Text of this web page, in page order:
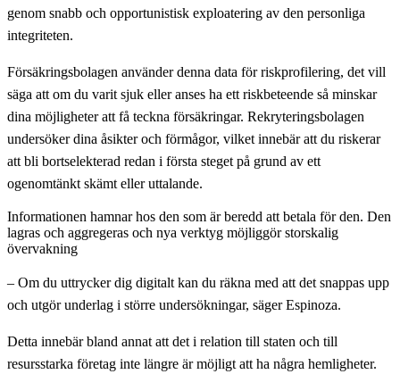
genom snabb och opportunistisk exploatering av den personliga
integriteten.
Försäkringsbolagen använder denna data för riskprofilering, det vill
säga att om du varit sjuk eller anses ha ett riskbeteende så minskar
dina möjligheter att få teckna försäkringar. Rekryteringsbolagen
undersöker dina åsikter och förmågor, vilket innebär att du riskerar
att bli bortselekterad redan i första steget på grund av ett
ogenomtänkt skämt eller uttalande.
Informationen hamnar hos den som är beredd att betala för den. Den
lagras och aggregeras och nya verktyg möjliggör storskalig
övervakning
– Om du uttrycker dig digitalt kan du räkna med att det snappas upp
och utgör underlag i större undersökningar, säger Espinoza.
Detta innebär bland annat att det i relation till staten och till
resursstarka företag inte längre är möjligt att ha några hemligheter.